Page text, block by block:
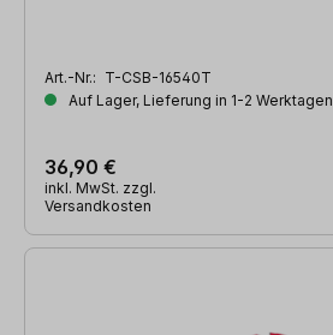
Art.-Nr.: T-CSB-16540T
Auf Lager, Lieferung in 1-2 Werktagen
36,90 €
inkl. MwSt. zzgl.
Versandkosten